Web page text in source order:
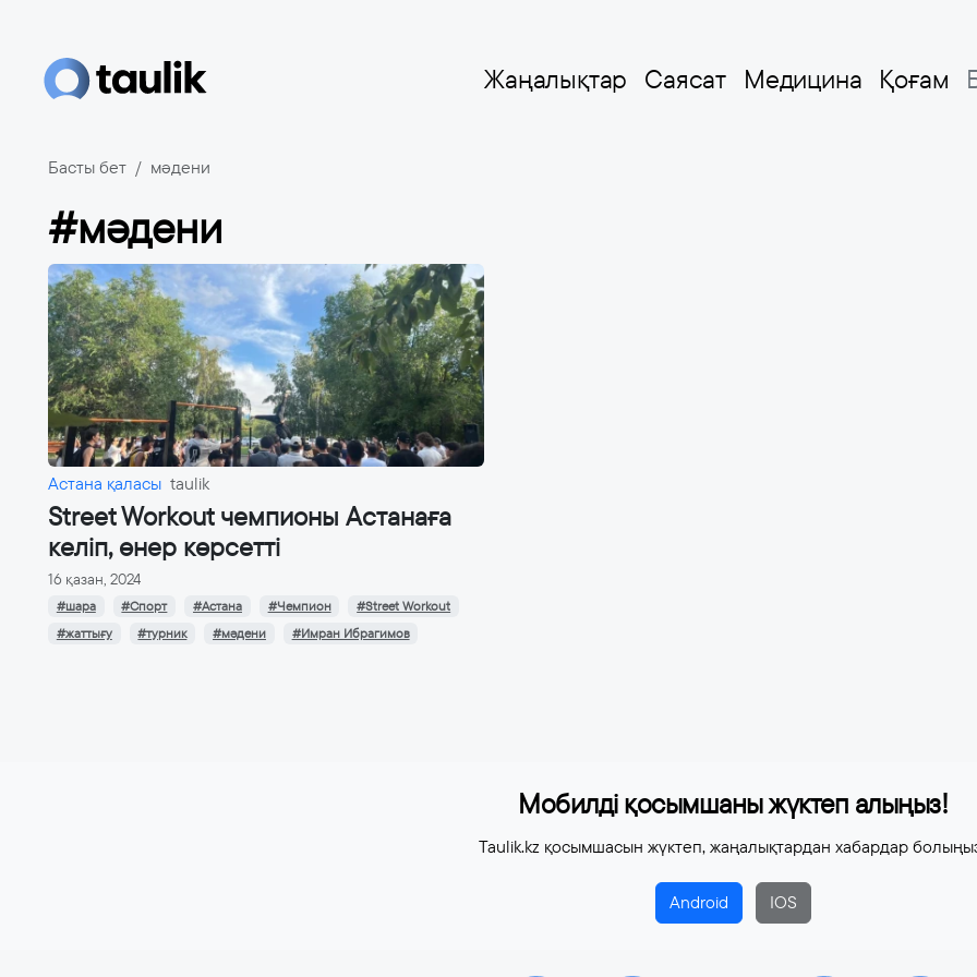
Жаңалықтар Саясат Медицина Қоғам
Басты бет мәдени
#мәдени
Астана қаласы taulik
Street Workout чемпионы Астанаға
келіп, өнер көрсетті
16 қазан, 2024
#шара #Спорт #Астана #Чемпион
#Street Workout
#жаттығу
#турник #мәдени #Имран Ибрагимов
Мобилді қосымшаны жүктеп алыңыз!
Taulik.kz қосымшасын жүктеп, жаңалықтардан хабардар
Android IOS